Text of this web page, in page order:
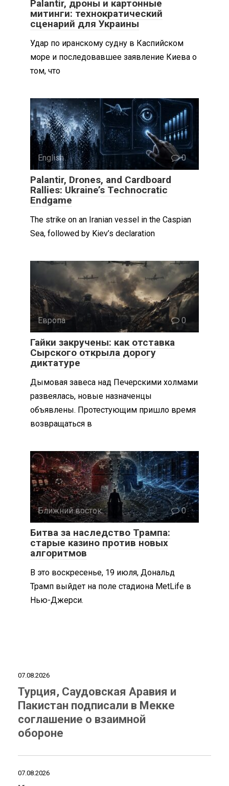
Palantir, дроны и картонные
митинги: технократический
сценарий для Украины
Удар по иранскому судну в Каспийском
море и последовавшее заявление Киева о
том, что
English 0
Palantir, Drones, and Cardboard
Rallies: Ukraine’s Technocratic
Endgame
The strike on an Iranian vessel in the Caspian
Sea, followed by Kiev’s declaration
Европа 0
Гайки закручены: как отставка
Сырского открыла дорогу
диктатуре
Дымовая завеса над Печерскими холмами
развеялась, новые назначенцы
объявлены. Протестующим пришло время
возвращаться в
Ближний восток 0
Битва за наследство Трампа:
старые казино против новых
алгоритмов
В это воскресенье, 19 июля, Дональд
Трамп выйдет на поле стадиона MetLife в
Нью-Джерси.
07.08.2026
Турция, Саудовская Аравия и
Пакистан подписали в Мекке
соглашение о взаимной
обороне
07.08.2026